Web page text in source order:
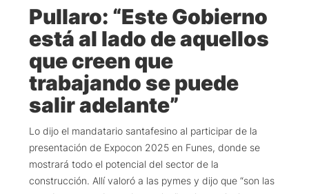
Pullaro: “Este Gobierno
está al lado de aquellos
que creen que
trabajando se puede
salir adelante”
Lo dijo el mandatario santafesino al participar de la
presentación de Expocon 2025 en Funes, donde se
mostrará todo el potencial del sector de la
construcción. Allí valoró a las pymes y dijo que “son las